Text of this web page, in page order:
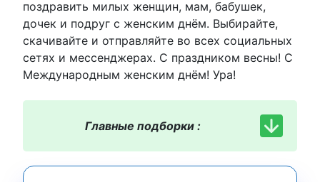
поздравить милых женщин, мам, бабушек,
дочек и подруг с женским днём. Выбирайте,
скачивайте и отправляйте во всех социальных
сетях и мессенджерах. С праздником весны! С
Международным женским днём! Ура!
Главные подборки :